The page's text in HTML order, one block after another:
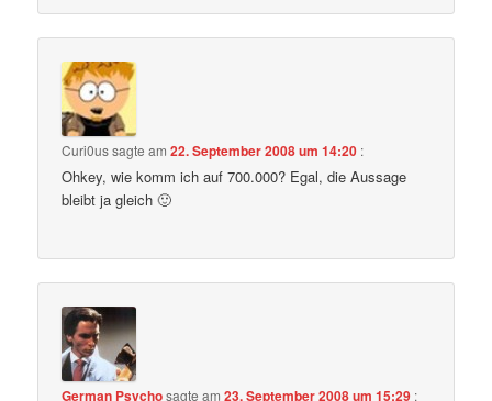
Curi0ussagte am22. September 2008 um 14:20 :
Ohkey, wie komm ich auf 700.000? Egal, die Aussage
bleibt ja gleich 🙂
German Psychosagte am23. September 2008 um 15:29 :